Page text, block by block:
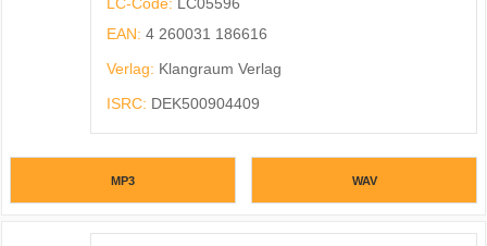
EAN: 4 260031 186616
Verlag: Klangraum Verlag
ISRC: DEK500904409
MP3 WAV